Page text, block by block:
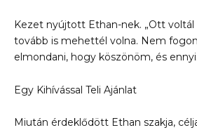
Kezet nyújtott Ethan-nek. „Ott
tovább is mehettél volna. Nem
elmondani, hogy köszönöm, és
Egy Kihívással Teli Ajánlat
Miután érdeklődött Ethan szakja,